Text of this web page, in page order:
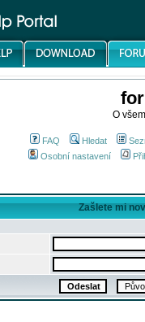
O
FAQ Hledat
Osobní nastavení
Zašlete mi